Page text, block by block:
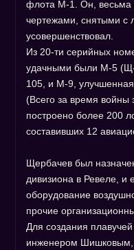
флота М-1. Он, весьма
чертежами, снятыми с
усовершенствовал.
Из 20-ти серийных
удачными были М-5 (Щ-
105, и М-9,
(Всего за время
построено более 200
составивших 12
Щербачев был
дивизиона в Ревеле, и
оборудование
прочие
Для создания
инженером Шишковым,